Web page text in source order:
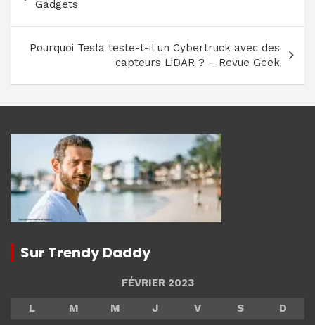
l’article
Gadgets
Pourquoi Tesla teste-t-il un Cybertruck avec des
capteurs LiDAR ? – Revue Geek
Sur Trendy Daddy
FÉVRIER 2023
L
M M J V S
D